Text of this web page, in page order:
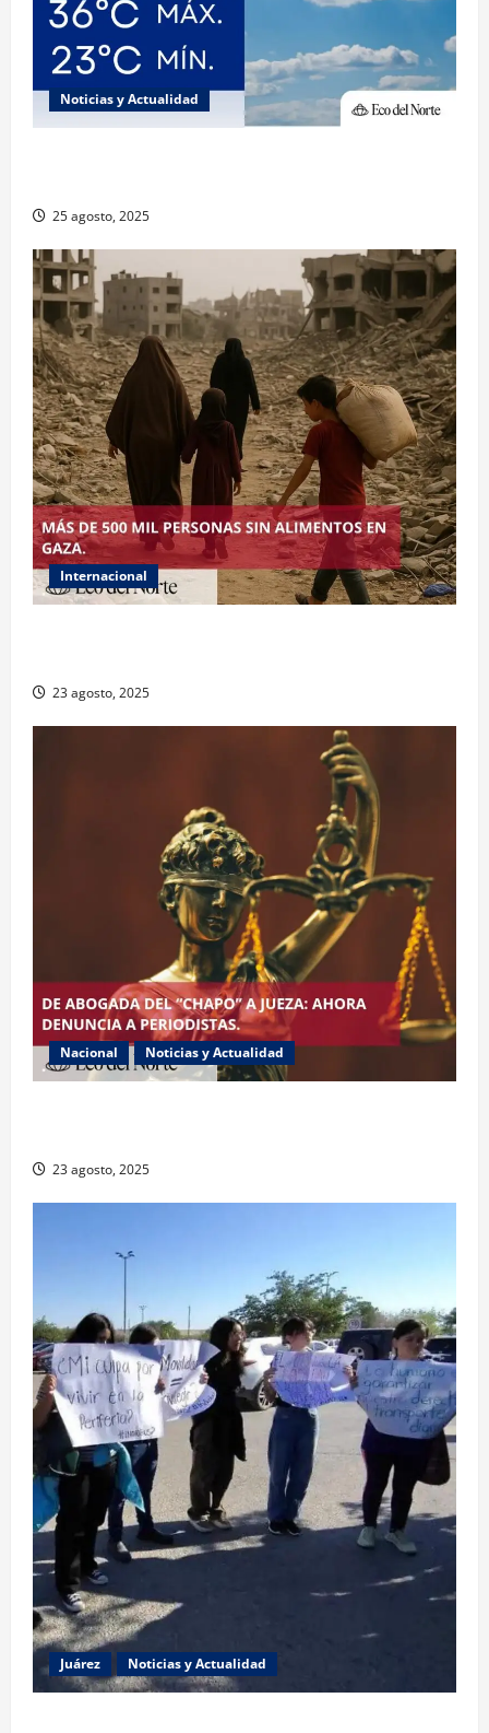
Noticias y Actualidad
25 agosto, 2025
Internacional
23 agosto, 2025
Nacional Noticias y Actualidad
23 agosto, 2025
Juárez Noticias y Actualidad